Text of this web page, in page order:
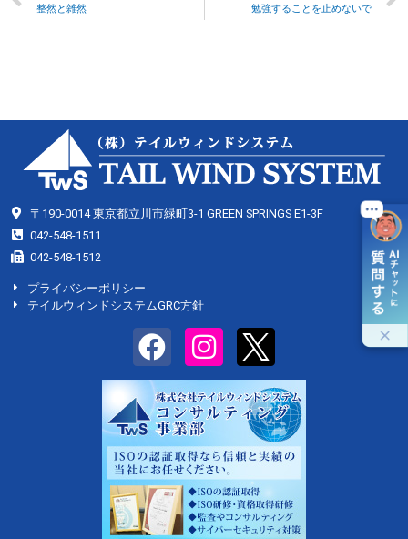
整然と雑然 勉強することを止めないで
〒190-0014 東京都立川市緑町3-1 GREEN SPRINGS E1-3F
042-548-1511
042-548-1512
プライバシーポリシー
テイルウィンドシステムGRC方針